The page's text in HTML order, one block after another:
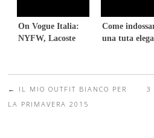
On Vogue Italia:
NYFW, Lacoste
Come
una tuta
Post navigation
←
IL MIO OUTFIT BIANCO PER
LA PRIMAVERA 2015
3